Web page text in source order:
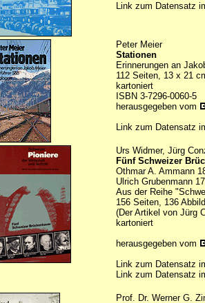
Link zum Datensatz
Peter Meier
Stationen
Erinnerungen an
112 Seiten, 13 x 21
kartoniert
ISBN 3-7296-0060-5
herausgegeben vom
Link zum Datensatz
Urs Widmer, Jürg
Fünf Schweizer
Othmar A. Ammann
Ulrich Grubenmann
Aus der Reihe
156 Seiten, 136
(Der Artikel von Jürg
kartoniert
herausgegeben vom
Link zum Datensatz
Link zum Datensatz
Prof. Dr. Werner G.